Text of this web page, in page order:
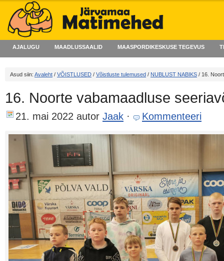
AJALUGU MAADLUSSAALID MAASPORDIKESKUSE TEGEVUS
Asud siin: Avaleht / VÕISTLUSED / Võistluste tulemused / NUBLUST NABIKS / 16.
16. Noorte vabamaadluse
21. mai 2022 autor Jaak · Kommenteeri